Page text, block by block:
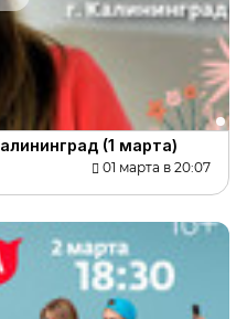
(1 марта)
01 марта в 20:07